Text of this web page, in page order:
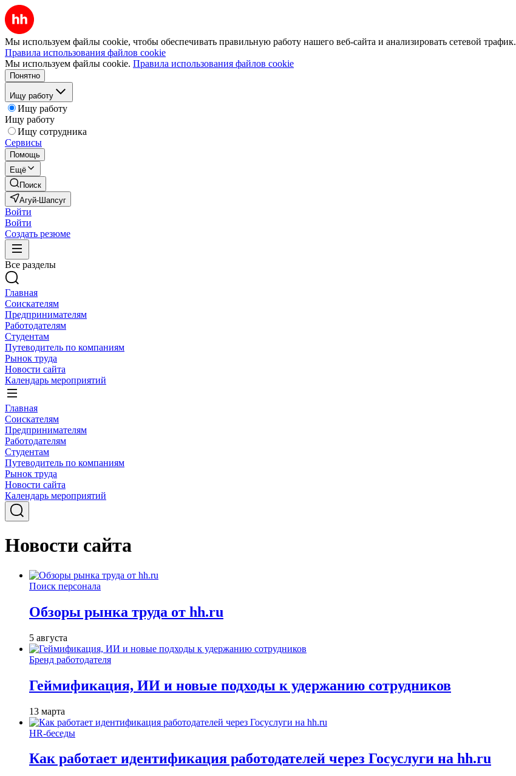
Мы используем файлы cookie, чтобы обеспечивать правильную работу нашего веб-сайта и анализировать сетевой трафик.
Правила использования файлов cookie
Мы используем файлы cookie. Правила использования файлов cookie
Понятно
Ищу работу
Ищу работу
Ищу работу
Ищу сотрудника
Сервисы
Помощь
Ещё
Поиск
Агуй-Шапсуг
Войти
Войти
Создать резюме
Все разделы
Главная
Соискателям
Предпринимателям
Работодателям
Студентам
Путеводитель по компаниям
Рынок труда
Новости сайта
Календарь мероприятий
Главная
Соискателям
Предпринимателям
Работодателям
Студентам
Путеводитель по компаниям
Рынок труда
Новости сайта
Календарь мероприятий
Новости сайта
Поиск персонала
Обзоры рынка труда от hh.ru
5 августа
Бренд работодателя
Геймификация, ИИ и новые подходы к удержанию сотрудников
13 марта
HR-беседы
Как работает идентификация работодателей через Госуслуги на hh.ru